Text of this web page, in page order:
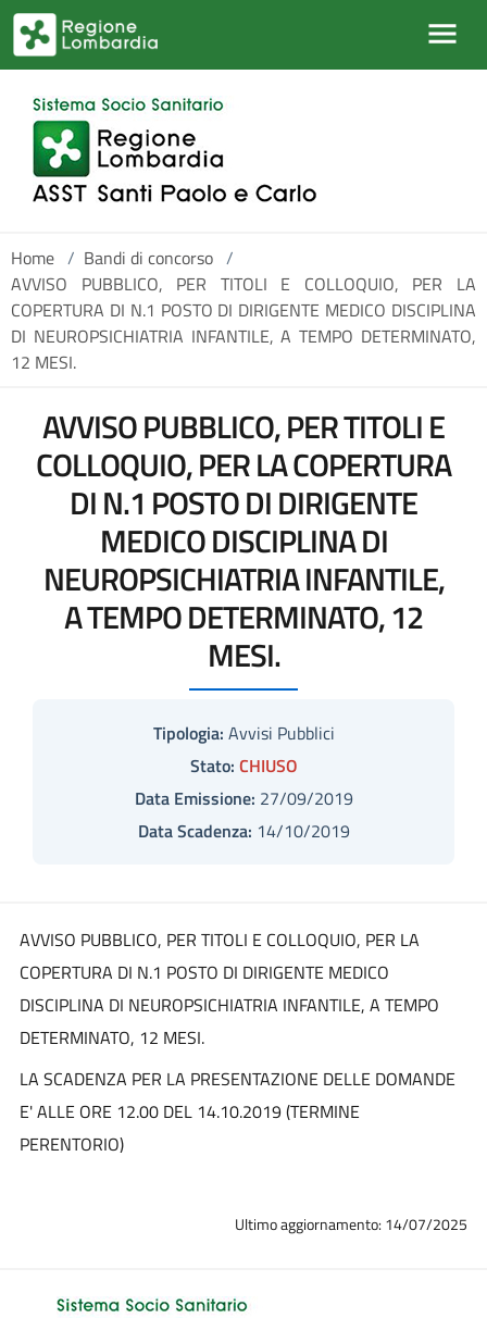
Salta al contenuto principale
Home / Bandi di concorso /
AVVISO PUBBLICO, PER TITOLI E COLLOQUIO, PER LA
COPERTURA DI N.1 POSTO DI DIRIGENTE MEDICO DISCIPLINA
DI NEUROPSICHIATRIA INFANTILE, A TEMPO DETERMINATO,
12 MESI.
AVVISO PUBBLICO, PER TITOLI E
COLLOQUIO, PER LA COPERTURA
DI N.1 POSTO DI DIRIGENTE
MEDICO DISCIPLINA DI
NEUROPSICHIATRIA INFANTILE,
A TEMPO DETERMINATO, 12
MESI.
Tipologia: Avvisi Pubblici
Stato: CHIUSO
Data Emissione: 27/09/2019
Data Scadenza: 14/10/2019
AVVISO PUBBLICO, PER TITOLI E COLLOQUIO, PER LA
COPERTURA DI N.1 POSTO DI DIRIGENTE MEDICO
DISCIPLINA DI NEUROPSICHIATRIA INFANTILE, A TEMPO
DETERMINATO, 12 MESI.
LA SCADENZA PER LA PRESENTAZIONE DELLE DOMANDE
E' ALLE ORE 12.00 DEL 14.10.2019 (TERMINE
PERENTORIO)
Ultimo aggiornamento: 14/07/2025